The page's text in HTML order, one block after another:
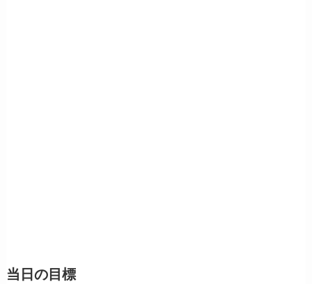
当日の目標